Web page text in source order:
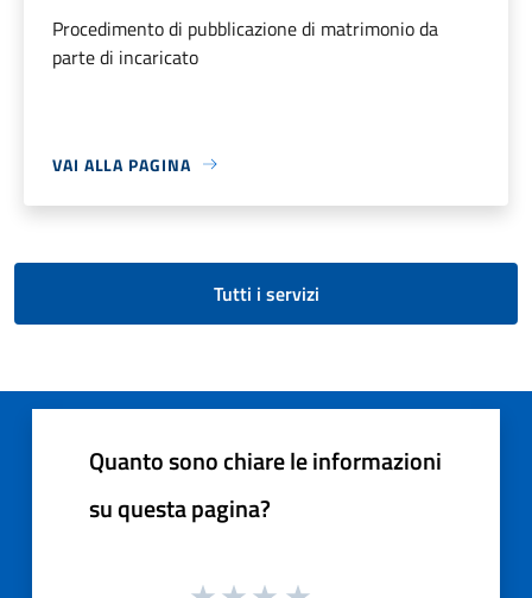
Procedimento di pubblicazione di matrimonio da
parte di incaricato
VAI ALLA PAGINA
Tutti i servizi
Quanto sono chiare le informazioni
su questa pagina?